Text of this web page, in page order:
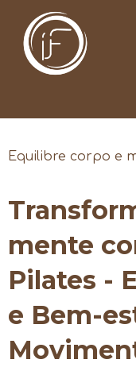
Equilibre corpo e
mente
Pilates -
e Bem-